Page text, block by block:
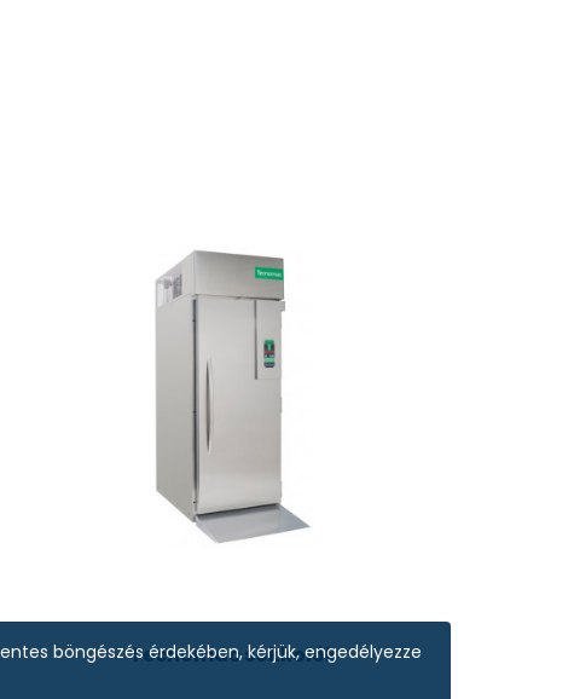
böngészés érdekében, kérjük, engedélyezze
Tecnomac sokkolók